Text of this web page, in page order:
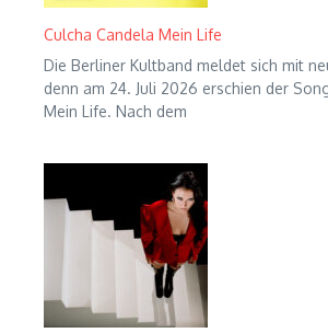
Culcha Candela Mein Life
Die Berliner Kultband meldet sich mit
denn am 24. Juli 2026 erschien der
Mein Life. Nach dem